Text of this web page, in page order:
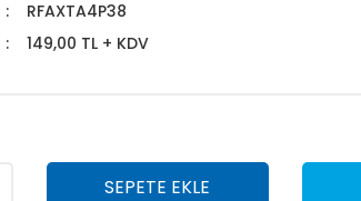
RFAXTA4P38
149,00 TL + KDV
SEPETE EKLE